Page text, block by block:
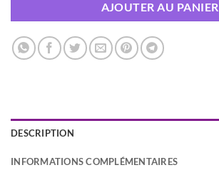
AJOUTER AU PANIER
DESCRIPTION
INFORMATIONS COMPLÉMENTAIRES